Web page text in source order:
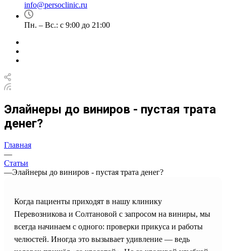
info@persoclinic.ru
Пн. – Вс.: с 9:00 до 21:00
Элайнеры до виниров - пустая трата
денег?
Главная
—
Статьи
—Элайнеры до виниров - пустая трата денег?
Когда пациенты приходят в нашу клинику
Перевозникова и Солтановой с запросом на виниры, мы
всегда начинаем с одного: проверки прикуса и работы
челюстей. Иногда это вызывает удивление — ведь